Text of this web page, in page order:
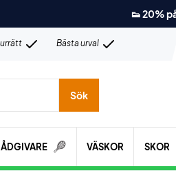
👟 20%
Bästa urval
Sök
VÄSKOR SKOR